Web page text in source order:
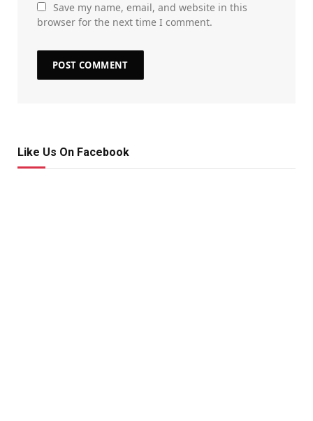
Save my name, email, and website in this
browser for the next time I comment.
Like Us On Facebook